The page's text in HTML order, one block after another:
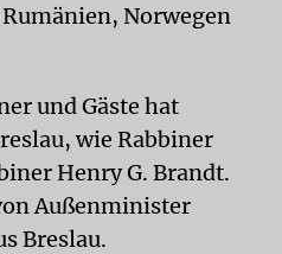
Norwegen
und Gäste hat
wie Rabbiner
Henry G. Brandt.
Außenminister
Breslau.